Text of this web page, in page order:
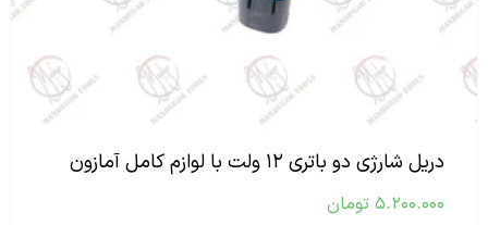
دریل شارژی دو باتری ۱۲ ولت با لوازم کامل آمازون
۵.۲۰۰.۰۰۰ تومان